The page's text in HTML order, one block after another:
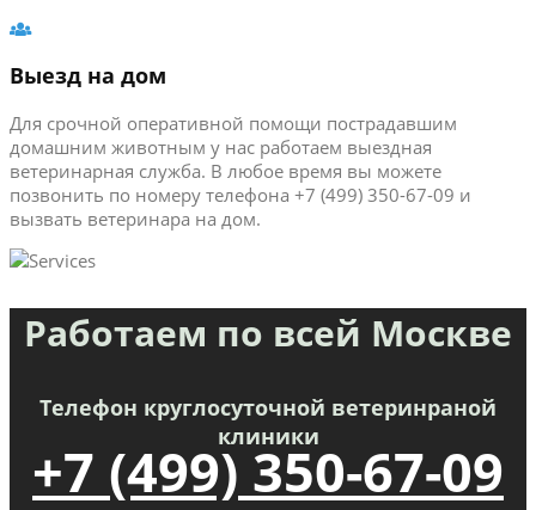
Выезд на дом
Для срочной оперативной помощи пострадавшим
домашним животным у нас работаем выездная
ветеринарная служба. В любое время вы можете
позвонить по номеру телефона +7 (499) 350-67-09 и
вызвать ветеринара на дом.
Работаем по всей Москве
Телефон круглосуточной ветеринраной
клиники
+7 (499) 350-67-09